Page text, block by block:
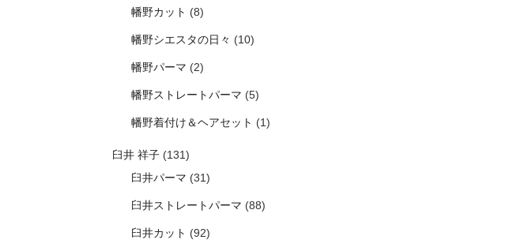
幡野カット (8)
幡野シエスタの日々 (10)
幡野パーマ (2)
幡野ストレートパーマ (5)
幡野着付け＆ヘアセット (1)
臼井 祥子(131)
臼井パーマ (31)
臼井ストレートパーマ (88)
臼井カット (92)